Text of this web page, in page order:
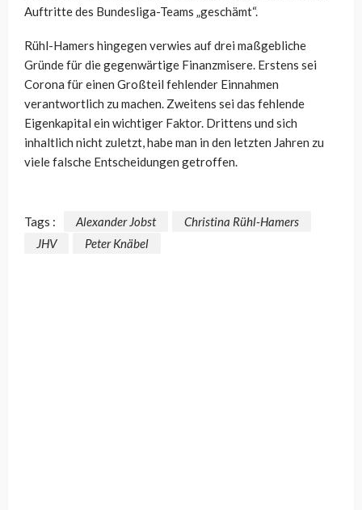
Auftritte des Bundesliga-Teams „geschämt“.
Rühl-Hamers hingegen verwies auf drei maßgebliche
Gründe für die gegenwärtige Finanzmisere. Erstens sei
Corona für einen Großteil fehlender Einnahmen
verantwortlich zu machen. Zweitens sei das fehlende
Eigenkapital ein wichtiger Faktor. Drittens und sich
inhaltlich nicht zuletzt, habe man in den letzten Jahren zu
viele falsche Entscheidungen getroffen.
Tags : Alexander Jobst
Christina Rühl-Hamers
JHV
Peter Knäbel